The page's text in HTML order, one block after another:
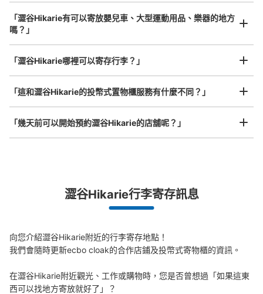
中等的 32 / ¥300 小的 30 / ¥200
付款方式
現金, ICカード
查看此投幣式儲物櫃的位置
渋谷ヒカリエ11階コインロッカー
从東京メトロ銀座線渋谷駅站步行5分钟。
本日營業時間:07:00〜23:45
放下行李，愉快度過一整天！
任何尺寸的行李都OK
樂器、嬰兒車、腳踏車等，只要是1個人能搬運的行李尺寸就OK
發生行李破損、被偷等狀況時安心有保障
「澀谷Hikarie有可以寄放嬰兒車、大型運動用品、樂器的地方
嗎？」
「澀谷Hikarie哪裡可以寄存行李？」
「這和澀谷Hikarie的投幣式置物櫃服務有什麼不同？」
「幾天前可以開始預約澀谷Hikarie的店舖呢？」
澀谷Hikarie行李寄存訊息
向您介紹澀谷Hikarie附近的行李寄存地點！
我們會隨時更新ecbo cloak的合作店鋪及投幣式寄物櫃的資訊。
在澀谷Hikarie附近觀光、工作或購物時，您是否曾想過「如果這東
西可以找地方寄放就好了」？